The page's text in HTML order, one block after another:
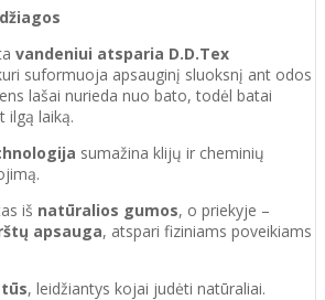
vandeniui atsparia D.D.Tex
suformuoja apsauginį sluoksnį ant odos
lašai nurieda nuo bato, todėl batai
ilgą laiką.
sumažina klijų ir cheminių
iš natūralios gumos, o priekyje –
apsauga, atspari fiziniams poveikiams
, leidžiantys kojai judėti natūraliai.